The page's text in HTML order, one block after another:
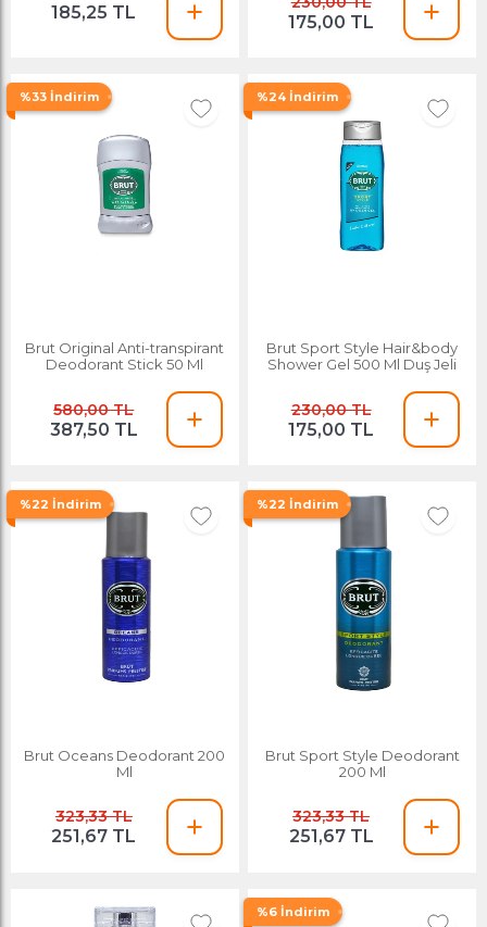
185,25 TL 175,00 TL
%33 İndirim
Brut Original Anti-transpirant
Deodorant Stick 50 Ml
580,00 TL
387,50 TL
%24 İndirim
Brut Sport Style Hair&body
Shower Gel 500 Ml Duş Jeli
230,00 TL
175,00 TL
%22 İndirim
Brut Oceans Deodorant 200
Ml
323,33 TL
251,67 TL
%22 İndirim
Brut Sport Style Deodorant
200 Ml
323,33 TL
251,67 TL
%6 İndirim